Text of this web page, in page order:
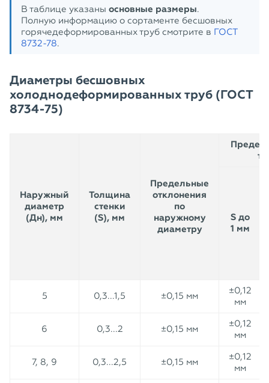
В таблице указаны основные размеры.
Полную информацию о сортаменте бесшовных
горячедеформированных труб смотрите в ГОСТ
8732-78.
Диаметры бесшовных
холоднодеформированных труб (ГОСТ
8734-75)
Наружный
диаметр
(Дн), мм
Толщина
стенки
(S), мм
Предельные
отклонения
по
наружному
диаметру
S до
1 мм
5 0,3...1,5 ±0,15 мм
±0,12
мм
6 0,3...2 ±0,15 мм
±0,12
мм
7, 8, 9 0,3...2,5 ±0,15 мм
±0,12
мм